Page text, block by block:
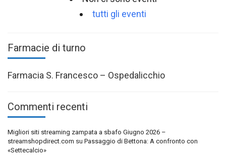
tutti gli eventi
Farmacie di turno
Farmacia S. Francesco – Ospedalicchio
Commenti recenti
Migliori siti streaming zampata a sbafo Giugno 2026 –
streamshopdirect.com su Passaggio di Bettona: A confronto con
«Settecalcio»